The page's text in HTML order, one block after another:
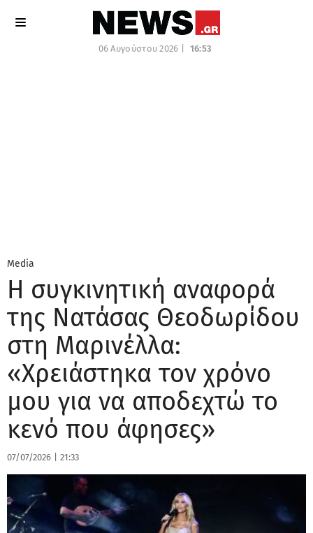
06 Αυγούστου 2026 | 16:53
Media
Η συγκινητική αναφορά
της Νατάσας Θεοδωρίδου
στη Μαρινέλλα:
«Χρειάστηκα τον χρόνο
μου για να αποδεχτώ το
κενό που άφησες»
07/07/2026 21:33